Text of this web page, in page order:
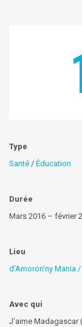
Type
Santé / Éducation
Durée
Mars 2016 – février
Lieu
d’Amoron’ny Mania
Avec qui
J'aime Madagascar